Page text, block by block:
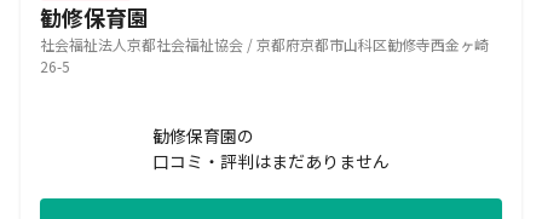
勧修保育園
社会福祉法人京都社会福祉協会 / 京都府京都市山科区勧修寺西金ヶ崎
26-5
勧修保育園の
口コミ・評判はまだありません